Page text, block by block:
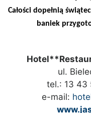
Całości dopełnią
baniek
ul.
tel.: 13
e-mail: